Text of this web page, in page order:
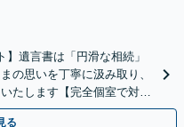
】遺言書は「円滑な相続」
の思いを丁寧に汲み取り、
たします【完全個室で対
る